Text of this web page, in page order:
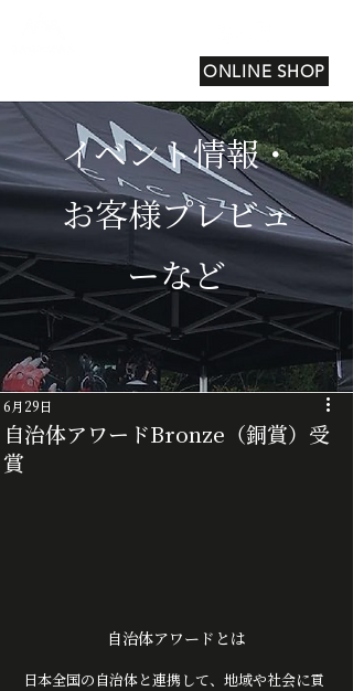
ONLINE SHOP
イベント情報・
お客様プレビュ
ーなど
自治体アワードBronze（銅賞）受
賞
6月29日
自治体アワードとは
日本全国の自治体と連携して、地域や社会に貢